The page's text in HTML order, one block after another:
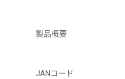
製品概要
JANコード